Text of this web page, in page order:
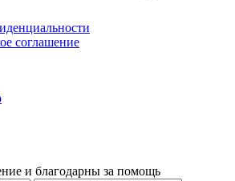
соглашение
и благодарны за помощь